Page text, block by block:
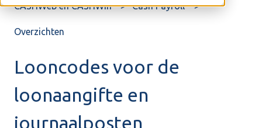
CASHWeb en CASHWin Cash Payroll
Overzichten
Looncodes voor de
loonaangifte en
journaalposten